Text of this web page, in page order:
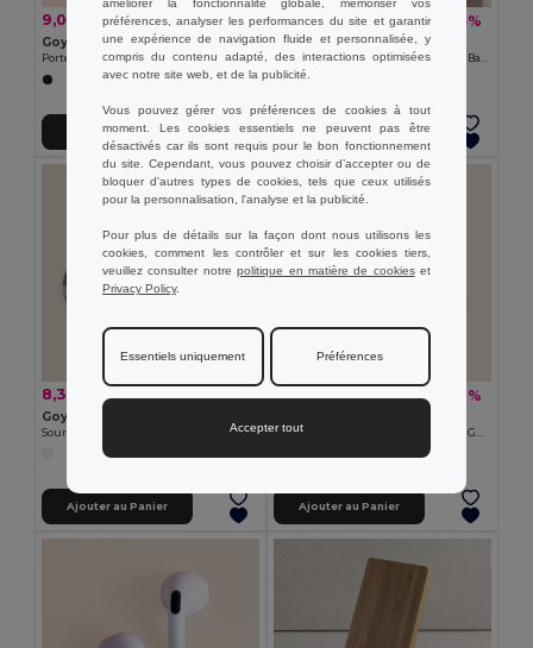
9,04 € 15,41 € -41%
Goya 53552
Porte-documents 900D PU Étanche pour Ordinateur 16" NEVA
Ajouter au Panier
10,30 € 18,85 € -45%
Goya 53582
Haut-parleur Bluetooth 5.0 sans fil, Bambou IVY
Ajouter au Panier
8,33 € -31%
Goya 33575
Souris sans fil ABS forme voiture CAR
Ajouter au Panier
1,32 € -17%
Support téléphone mobile en métal GOUTTE
Ajouter au Panier
préférences, analyser les performances du site et garantir
une expérience de navigation fluide et personnalisée, y
compris du contenu adapté, des interactions optimisées
avec notre site web, et de la publicité.
Vous pouvez gérer vos préférences de cookies à tout
moment. Les cookies essentiels ne peuvent pas être
désactivés car ils sont requis pour le bon fonctionnement
du site. Cependant, vous pouvez choisir d’accepter ou de
bloquer d'autres types de cookies, tels que ceux utilisés
pour la personnalisation, l'analyse et la publicité.
Pour plus de détails sur la façon dont nous utilisons les
cookies, comment les contrôler et sur les cookies tiers,
veuillez consulter notrepolitique en matière de cookieset
Privacy Policy.
Essentiels uniquement Préférences
Accepter tout